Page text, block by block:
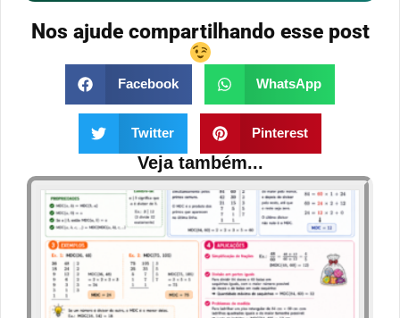
Nos ajude compartilhando esse post
Facebook WhatsApp
Twitter Pinterest
Veja também...